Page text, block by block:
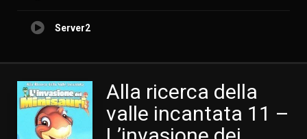
Server2
Alla ricerca della
valle incantata 11 –